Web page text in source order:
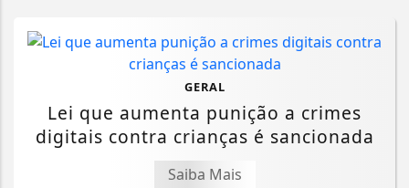
GERAL
Lei que aumenta punição a crimes
digitais contra crianças é sancionada
Saiba Mais